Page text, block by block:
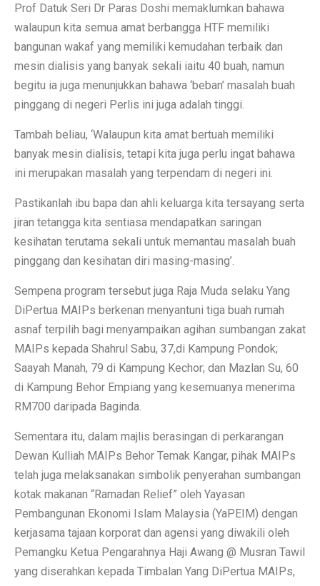
Prof Datuk Seri Dr Paras Doshi memaklumkan bahawa
walaupun kita semua amat berbangga HTF memiliki
bangunan wakaf yang memiliki kemudahan terbaik dan
mesin dialisis yang banyak sekali iaitu 40 buah, namun
begitu ia juga menunjukkan bahawa ‘beban’ masalah buah
pinggang di negeri Perlis ini juga adalah tinggi.
Tambah beliau, ‘Walaupun kita amat bertuah memiliki
banyak mesin dialisis, tetapi kita juga perlu ingat bahawa
ini merupakan masalah yang terpendam di negeri ini.
Pastikanlah ibu bapa dan ahli keluarga kita tersayang serta
jiran tetangga kita sentiasa mendapatkan saringan
kesihatan terutama sekali untuk memantau masalah buah
pinggang dan kesihatan diri masing-masing’.
Sempena program tersebut juga Raja Muda selaku Yang
DiPertua MAIPs berkenan menyantuni tiga buah rumah
asnaf terpilih bagi menyampaikan agihan sumbangan zakat
MAIPs kepada Shahrul Sabu, 37,di Kampung Pondok;
Saayah Manah, 79 di Kampung Kechor; dan Mazlan Su, 60
di Kampung Behor Empiang yang kesemuanya menerima
RM700 daripada Baginda.
Sementara itu, dalam majlis berasingan di perkarangan
Dewan Kulliah MAIPs Behor Temak Kangar, pihak MAIPs
telah juga melaksanakan simbolik penyerahan sumbangan
kotak makanan “Ramadan Relief” oleh Yayasan
Pembangunan Ekonomi Islam Malaysia (YaPEIM) dengan
kerjasama tajaan korporat dan agensi yang diwakili oleh
Pemangku Ketua Pengarahnya Haji Awang @ Musran Tawil
yang diserahkan kepada Timbalan Yang DiPertua MAIPs,